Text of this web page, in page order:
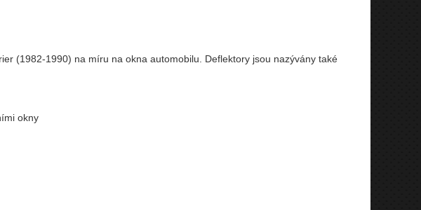
(1982-1990) na míru na okna automobilu. Deflektory jsou nazývány také
okny